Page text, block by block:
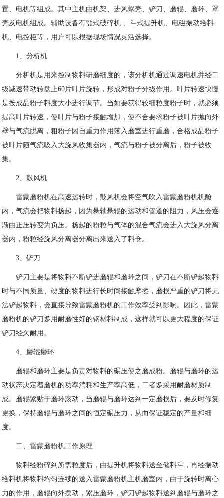
置、电机等组成。其中主机由机架、进风蜗壳、铲刀、磨辊、磨环、罩
壳及电机组成。辅助设备有颚式破碎机 、斗式提升机、电磁振动给料
机、电控柜等，用户可以根据现场情况灵活选择。
1、分析机
分析机是用来控制物料研磨细度的，该分析机通过调速电机并经二
级减速带动转盘上60片叶片旋转，形成对粉子分级作用。叶片转速快慢
是按成品粉子料度大小进行调节。当如要获得较细粒度粉子时，就必须
提高叶片转速，使叶片与粉子接触增加，使不合要求粉子被叶片抛向外
壁与气流脱离，粗粉子因自重力作用落入磨室进行重磨，合格成品粉子
被叶片随气流吸入大旋风收集器内，气流与粉子被分离后，粉子被收
集。
2、鼓风机
雷蒙磨粉机在高速运转时，鼓风机会将空气吹入雷蒙磨粉机机舱
内，气流会把物料扬起，因为悬轴悬辊的运动和管道的阻力，风压会逐
渐由正压转变为负压。扬起的粉粒与气体的混合气流会进入大旋风分离
器内，粉粒经旋风分离器分离出来送入了料仓。
3、铲刀
铲刀主要是将物料不断铲进磨辊和磨环之间，铲刀在不断铲起物料
时与不同质量、硬度的物料进行长时间接触摩擦，磨损严重的铲刀将无
法铲起物料，会直接导致雷蒙磨粉机的工作效率受到影响。因此，雷蒙
磨粉机的铲刀多用耐磨性好的钢材料制成，这样就可以更大程度的保证
铲刀经久耐用。
4、磨辊磨环
磨辊和磨环主要是负责对物料的碾压使之磨成粉。磨辊与磨环的运
动状态决定着磨机的功率消耗和生产率高低，二者多采用耐磨材质制
成。磨辊紧贴于磨环滚动，当磨辊与磨环达到一定磨损后，要及时修复
更换，保持磨辊与磨环之间的恒定碾压力，从而保证稳定的产量和细
度。
二、雷蒙磨粉机工作原理
物料经粉碎到所需粒度后，由提升机将物料送至储料斗，再经振动
给料机将物料均匀连续的送入雷蒙磨粉机主机磨室内，由于旋转时离心
力的作用，磨辊向外摆动，紧压磨环，铲刀铲起物料送到磨辊与磨环之